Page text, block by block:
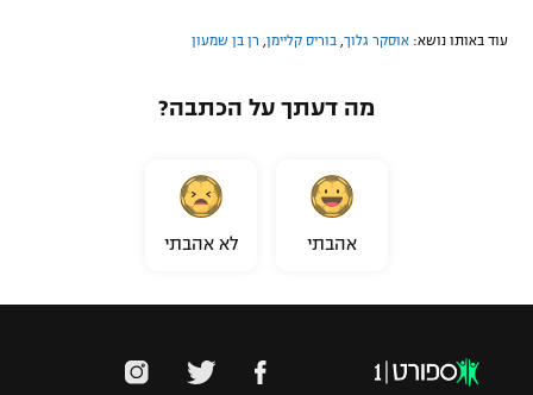
עוד באותו נושא: אוסקר גלוך, בוריס קליימן, רן בן שמעון
מה דעתך על הכתבה?
אהבתי לא אהבתי